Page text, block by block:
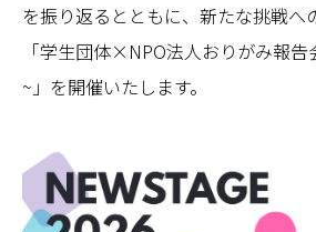
を振り返るとともに、新たな挑戦へ
「学生団体×NPO法人おりがみ報
~」を開催いたします。